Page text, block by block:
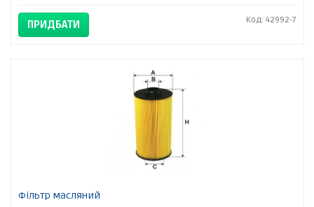
ПРИДБАТИ Код: 42992-7
Фільтр масляний